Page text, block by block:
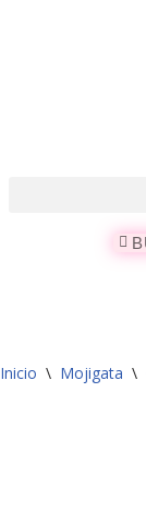
Inicio \ Mojigata \